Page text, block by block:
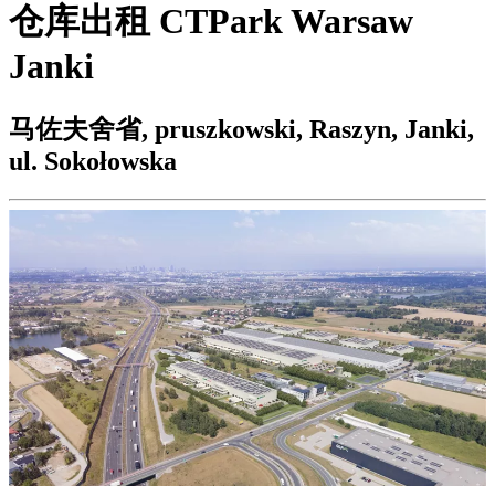
仓库出租 CTPark Warsaw
Janki
马佐夫舍省, pruszkowski, Raszyn, Janki,
ul. Sokołowska